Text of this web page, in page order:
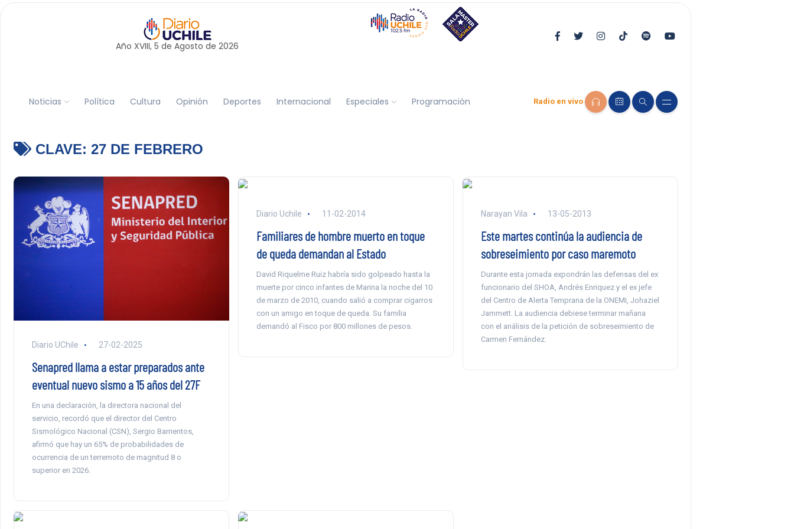
Año XVIII, 5 de Agosto de 2026
Noticias Política Cultura Opinión Deportes Internacional Especiales Programación Radio en vivo
CLAVE: 27 DE FEBRERO
Diario UChile 27-02-2025
Senapred llama a estar preparados ante
eventual nuevo sismo a 15 años del 27F
En una declaración, la directora nacional del
servicio, recordó que el director del Centro
Sismológico Nacional (CSN), Sergio Barrientos,
afirmó que hay un 65% de probabilidades de
ocurrencia de un terremoto de magnitud 8 o
superior en 2026.
Diario Uchile 11-02-2014
Familiares de hombre muerto en toque
de queda demandan al Estado
David Riquelme Ruiz habría sido golpeado hasta la
muerte por cinco infantes de Marina la noche del 10
de marzo de 2010, cuando salió a comprar cigarros
con un amigo en toque de queda. Su familia
demandó al Fisco por 800 millones de pesos.
Narayan Vila 13-05-2013
Este martes continúa la audiencia de
sobreseimiento por caso maremoto
Durante esta jornada expondrán las defensas del ex
funcionario del SHOA, Andrés Enriquez y el ex jefe
del Centro de Alerta Temprana de la ONEMI, Johaziel
Jammett. La audiencia debiese terminar mañana
con el análisis de la petición de sobreseimiento de
Carmen Fernández.